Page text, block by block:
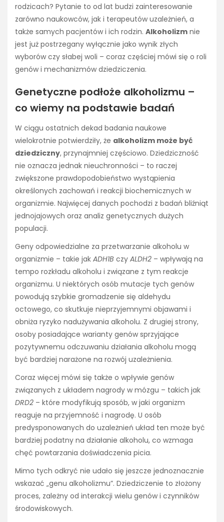
rodzicach? Pytanie to od lat budzi zainteresowanie
zarówno naukowców, jak i terapeutów uzależnień, a
także samych pacjentów i ich rodzin. Alkoholizm nie
jest już postrzegany wyłącznie jako wynik złych
wyborów czy słabej woli – coraz częściej mówi się o roli
genów i mechanizmów dziedziczenia.
Genetyczne podłoże alkoholizmu –
co wiemy na podstawie badań
W ciągu ostatnich dekad badania naukowe
wielokrotnie potwierdziły, że alkoholizm może być
dziedziczny, przynajmniej częściowo. Dziedziczność
nie oznacza jednak nieuchronności – to raczej
zwiększone prawdopodobieństwo wystąpienia
określonych zachowań i reakcji biochemicznych w
organizmie. Najwięcej danych pochodzi z badań bliźniąt
jednojajowych oraz analiz genetycznych dużych
populacji.
Geny odpowiedzialne za przetwarzanie alkoholu w
organizmie – takie jak ADH1B czy ALDH2 – wpływają na
tempo rozkładu alkoholu i związane z tym reakcje
organizmu. U niektórych osób mutacje tych genów
powodują szybkie gromadzenie się aldehydu
octowego, co skutkuje nieprzyjemnymi objawami i
obniża ryzyko nadużywania alkoholu. Z drugiej strony,
osoby posiadające warianty genów sprzyjające
pozytywnemu odczuwaniu działania alkoholu mogą
być bardziej narażone na rozwój uzależnienia.
Coraz więcej mówi się także o wpływie genów
związanych z układem nagrody w mózgu – takich jak
DRD2 – które modyfikują sposób, w jaki organizm
reaguje na przyjemność i nagrodę. U osób
predysponowanych do uzależnień układ ten może być
bardziej podatny na działanie alkoholu, co wzmaga
chęć powtarzania doświadczenia picia.
Mimo tych odkryć nie udało się jeszcze jednoznacznie
wskazać „genu alkoholizmu”. Dziedziczenie to złożony
proces, zależny od interakcji wielu genów i czynników
środowiskowych.